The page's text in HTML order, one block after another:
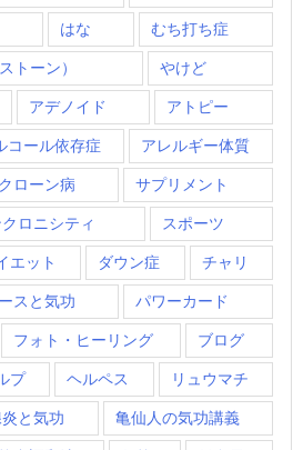
はな むち打ち症
トーン） やけど
アデノイド アトピー
コール依存症 アレルギー体質
クローン病 サプリメント
ロニシティ スポーツ
エット ダウン症 チャリ
スと気功 パワーカード
フォト・ヒーリング ブログ
プ ヘルペス リュウマチ
と気功 亀仙人の気功講義